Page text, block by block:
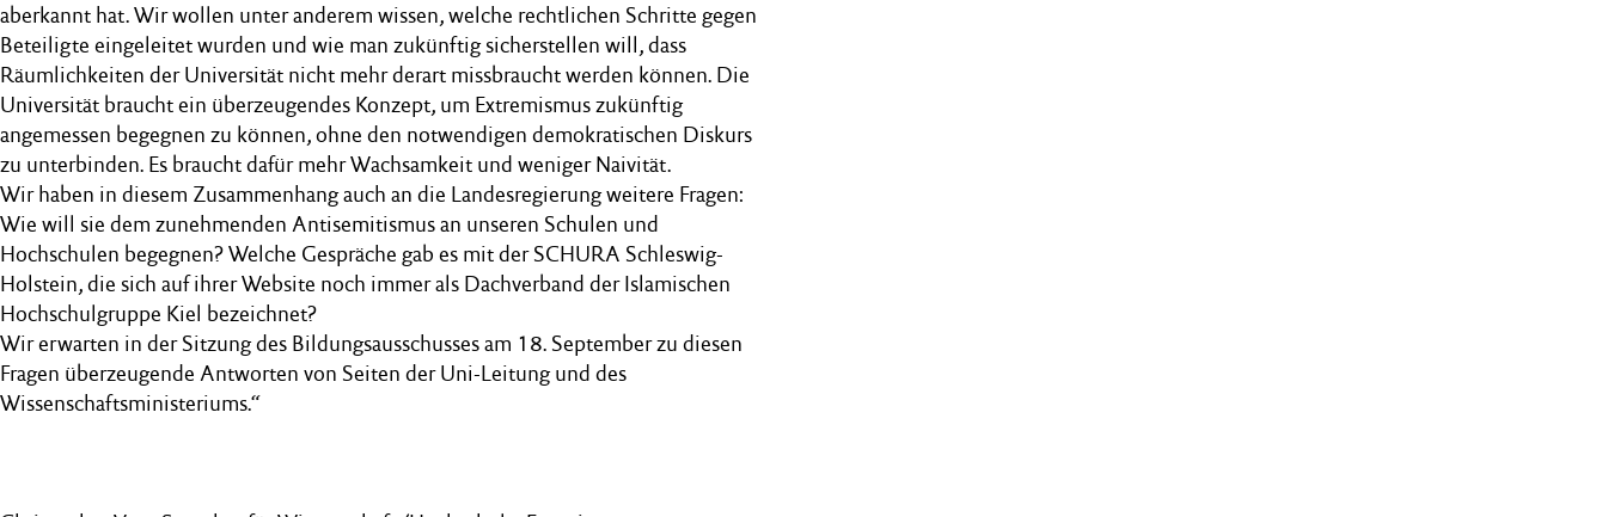
aberkannt hat. Wir wollen unter anderem wissen, welche rechtlichen Schritte gegen
Beteiligte eingeleitet wurden und wie man zukünftig sicherstellen will, dass
Räumlichkeiten der Universität nicht mehr derart missbraucht werden können. Die
Universität braucht ein überzeugendes Konzept, um Extremismus zukünftig
angemessen begegnen zu können, ohne den notwendigen demokratischen Diskurs
zu unterbinden. Es braucht dafür mehr Wachsamkeit und weniger Naivität.
Wir haben in diesem Zusammenhang auch an die Landesregierung weitere Fragen:
Wie will sie dem zunehmenden Antisemitismus an unseren Schulen und
Hochschulen begegnen? Welche Gespräche gab es mit der SCHURA Schleswig-
Holstein, die sich auf ihrer Website noch immer als Dachverband der Islamischen
Hochschulgruppe Kiel bezeichnet?
Wir erwarten in der Sitzung des Bildungsausschusses am 18. September zu diesen
Fragen überzeugende Antworten von Seiten der Uni-Leitung und des
Wissenschaftsministeriums.“